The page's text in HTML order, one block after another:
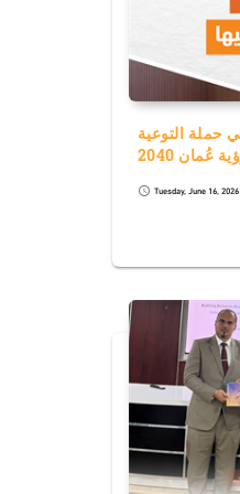
حملة التوعية
عُمان 2040
schedule Tuesday, June 16, 2026